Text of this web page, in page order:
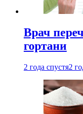
Врач
гортани
2 года спустя2